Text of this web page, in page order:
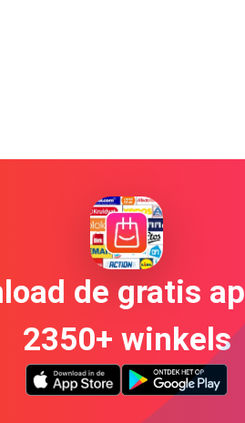
de gratis
2350+ winkels